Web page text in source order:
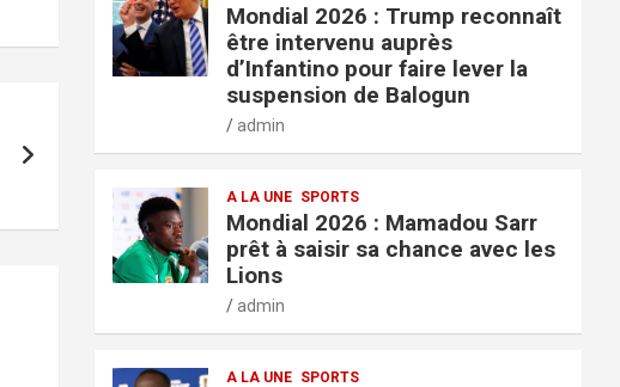
Mondial 2026 : Trump reconnaît
être intervenu auprès
d’Infantino pour faire lever la
suspension de Balogun
admin
A LA UNE SPORTS
Mondial 2026 : Mamadou Sarr
prêt à saisir sa chance avec les
Lions
admin
A LA UNE SPORTS